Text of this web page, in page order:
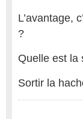
L’avantage,
?
Quelle est la
Sortir la